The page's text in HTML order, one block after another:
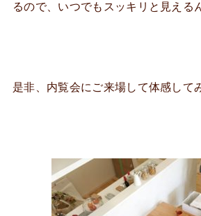
るので、いつでもスッキリと見える
是非、内覧会にご来場して体感して